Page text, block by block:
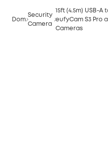
Dom
Security
Camera
15ft (4.5m) USB-
eufyCam S3 Pro
Cameras